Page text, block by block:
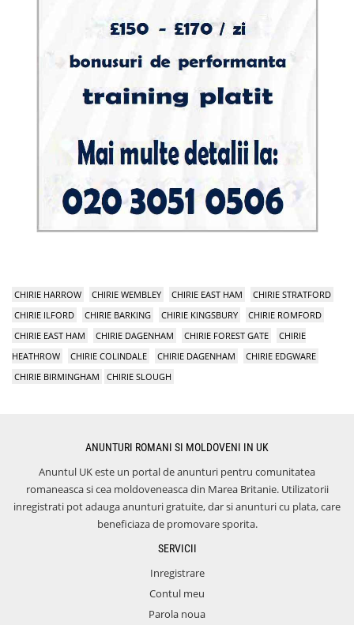
CHIRIE HARROW CHIRIE WEMBLEY CHIRIE EAST HAM
CHIRIE STRATFORD
CHIRIE ILFORD
CHIRIE BARKING CHIRIE KINGSBURY
CHIRIE ROMFORD
CHIRIE EAST HAM
CHIRIE DAGENHAM CHIRIE FOREST GATE
CHIRIE
HEATHROW
CHIRIE COLINDALE CHIRIE DAGENHAM
CHIRIE EDGWARE
CHIRIE BIRMINGHAM
CHIRIE SLOUGH
ANUNTURI ROMANI SI MOLDOVENI IN UK
Anuntul UK este un portal de anunturi pentru comunitatea
romaneasca si cea moldoveneasca din Marea Britanie. Utilizatorii
inregistrati pot adauga anunturi gratuite, dar si anunturi cu plata, care
beneficiaza de promovare sporita.
SERVICII
Inregistrare
Contul meu
Parola noua